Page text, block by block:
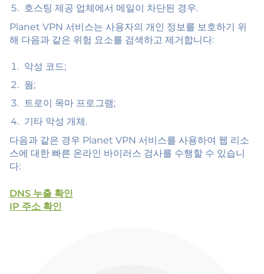
호스팅 제공 업체에서 메일이 차단된 경우.
Planet VPN 서비스는 사용자의 개인 정보를 보호하기 위
해 다음과 같은 위험 요소를 검색하고 제거합니다:
악성 코드;
웜;
트로이 목마 프로그램;
기타 악성 개체.
다음과 같은 경우 Planet VPN 서비스를 사용하여 웹 리소
스에 대한 빠른 온라인 바이러스 검사를 수행할 수 있습니
다:
DNS 누출 확인
IP 주소 확인